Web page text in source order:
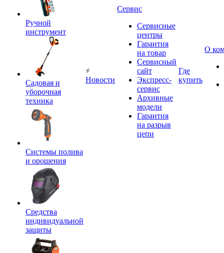
Ручной
инструмент
Садовая и
уборочная
техника
Системы полива
и орошения
Средства
индивидуальной
защиты
Новости
Сервис
Сервисные
центры
Гарантия
на товар
Сервисный
сайт
Экспресс-
сервис
Архивные
модели
Гарантия
на разрыв
цепи
Где
купить
О